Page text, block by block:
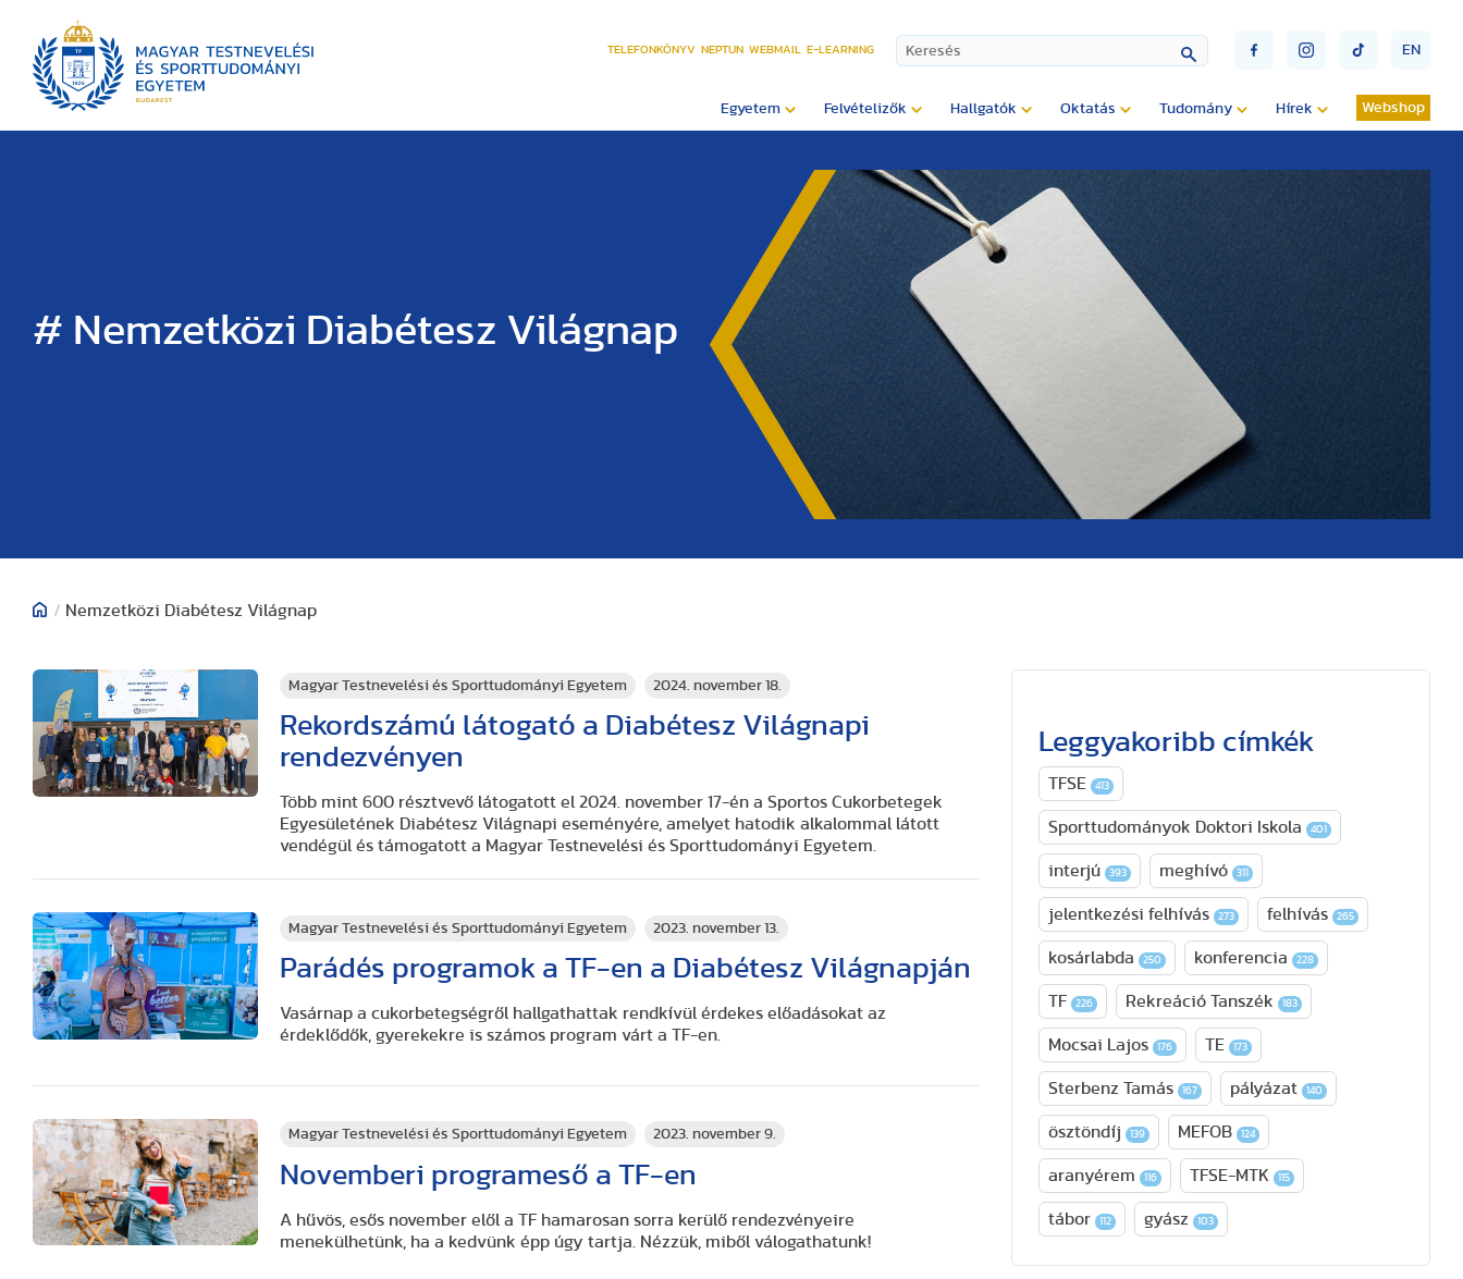
TELEFONKÖNYV NEPTUN WEBMAIL E-LEARNING EN
Egyetem Felvételizők Hallgatók Oktatás Tudomány Hírek Webshop
# Nemzetközi Diabétesz Világnap
/ Nemzetközi Diabétesz Világnap
Magyar Testnevelési és Sporttudományi Egyetem 2024. november 18.
Rekordszámú látogató a Diabétesz Világnapi
rendezvényen
Több mint 600 résztvevő látogatott el 2024. november 17-én a Sportos Cukorbetegek
Egyesületének Diabétesz Világnapi eseményére, amelyet hatodik alkalommal látott
vendégül és támogatott a Magyar Testnevelési és Sporttudományi Egyetem.
Magyar Testnevelési és Sporttudományi Egyetem 2023. november 13.
Parádés programok a TF-en a Diabétesz Világnapján
Vasárnap a cukorbetegségről hallgathattak rendkívül érdekes előadásokat az
érdeklődők, gyerekekre is számos program várt a TF-en.
Magyar Testnevelési és Sporttudományi Egyetem 2023. november 9.
Novemberi programeső a TF-en
A hűvös, esős november elől a TF hamarosan sorra kerülő rendezvényeire
menekülhetünk, ha a kedvünk épp úgy tartja. Nézzük, miből válogathatunk!
Leggyakoribb címkék
TFSE 413
Sporttudományok Doktori Iskola 401
interjú 393 meghívó 311
jelentkezési felhívás 273 felhívás 265
kosárlabda 250 konferencia 228
TF 226 Rekreáció Tanszék 183
Mocsai Lajos 176 TE 173
Sterbenz Tamás 167 pályázat 140
ösztöndíj 139 MEFOB 124
aranyérem 116 TFSE-MTK 115
tábor 112 gyász 103